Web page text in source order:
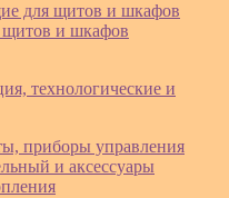
для щитов и шкафов
щитов и шкафов
технологические и
приборы управления
и аксессуары